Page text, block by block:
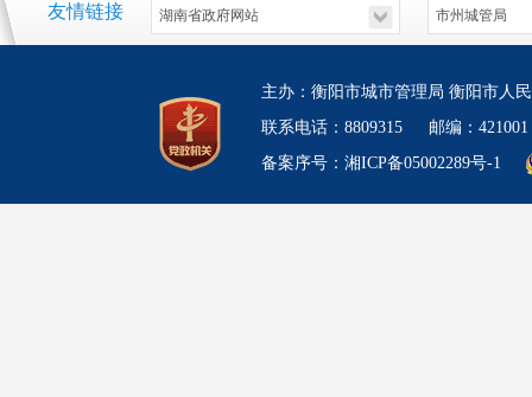
友情链接
主办：衡阳市城市管理局 衡阳市人
联系电话：8809315 邮编：
备案序号：湘ICP备05002289号-1